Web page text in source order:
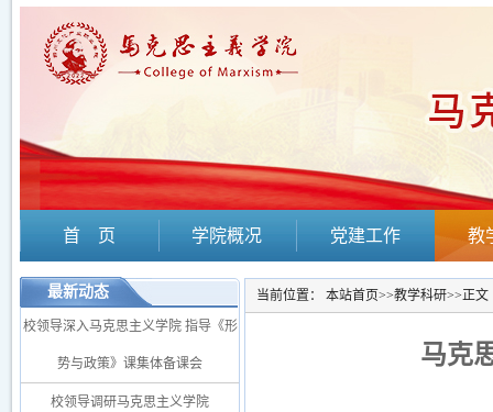
首 页 学院概况 党建工作 教
最新动态
校领导深入马克思主义学院 指导《形
势与政策》课集体备课会
校领导调研马克思主义学院
当前位置： 本站首页>>教学科研>>正文
马克